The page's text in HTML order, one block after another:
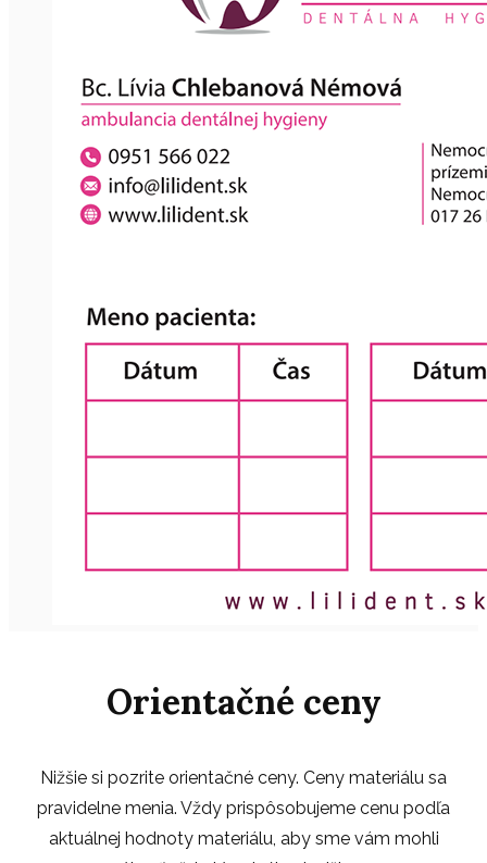
Orientačné ceny
Nižšie si pozrite orientačné ceny. Ceny materiálu sa
pravidelne menia. Vždy prispôsobujeme cenu podľa
aktuálnej hodnoty materiálu, aby sme vám mohli